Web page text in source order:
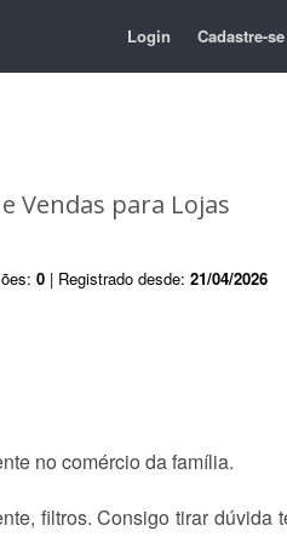
Login Cadastre-se
Vendas para Lojas
0 | Registrado desde: 21/04/2026
no comércio da família.
filtros. Consigo tirar dúvida